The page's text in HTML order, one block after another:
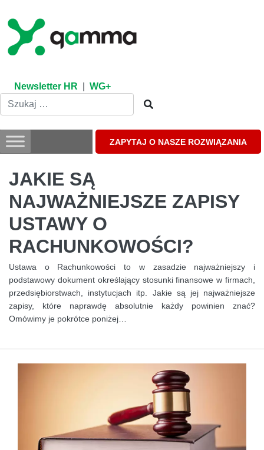
content
Newsletter HR WG+
ZAPYTAJ O NASZE ROZWIĄZANIA
JAKIE SĄ
NAJWAŻNIEJSZE ZAPISY
USTAWY O
RACHUNKOWOŚCI?
Ustawa o Rachunkowości to w zasadzie najważniejszy i
podstawowy dokument określający stosunki finansowe w firmach,
przedsiębiorstwach, instytucjach itp. Jakie są jej najważniejsze
zapisy, które naprawdę absolutnie każdy powinien znać?
Omówimy je pokrótce poniżej…